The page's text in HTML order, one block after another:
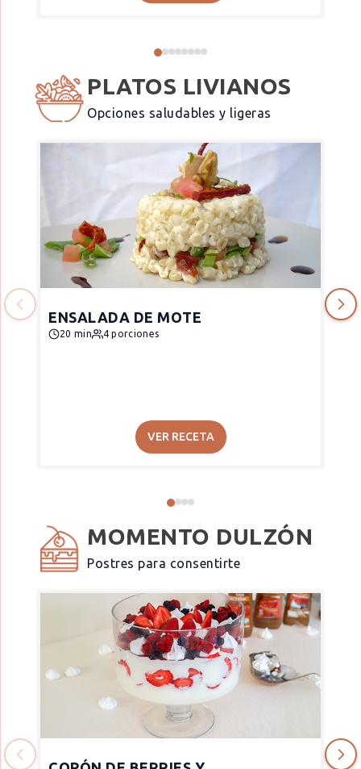
PLATOS LIVIANOS
Opciones saludables y ligeras
ENSALADA DE MOTE
20 min 4 porciones
VER RECETA
MOMENTO DULZÓN
Postres para consentirte